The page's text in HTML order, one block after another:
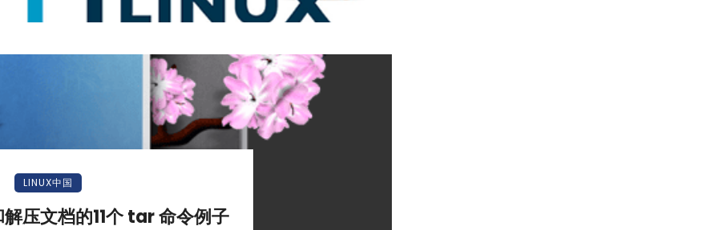
LINUX中国
压文档的11个 tar 命令例子